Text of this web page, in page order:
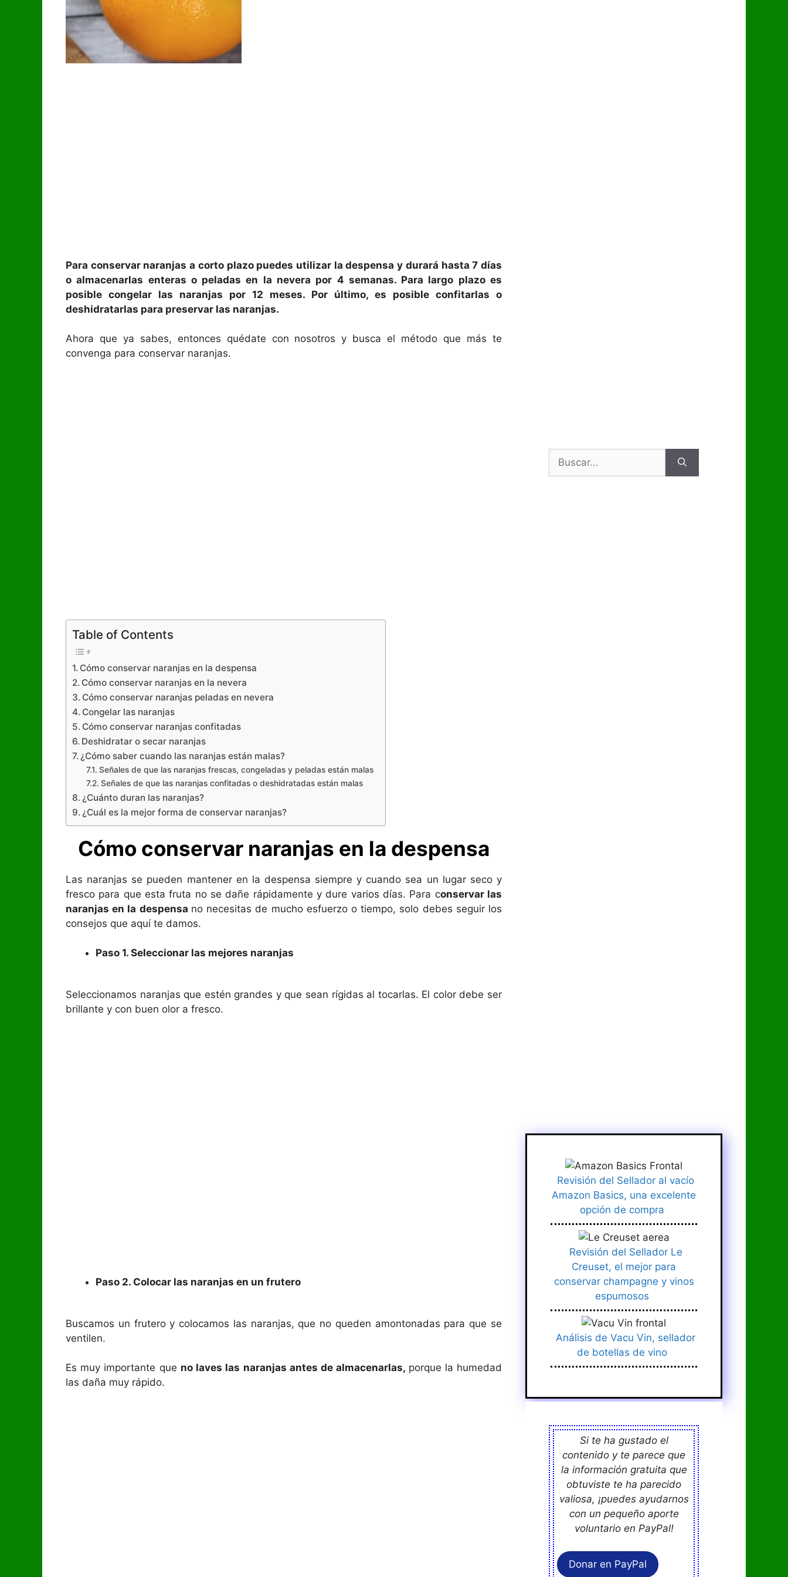
Para conservar naranjas a corto plazo puedes utilizar la despensa y durará hasta 7 días
o almacenarlas enteras o peladas en la nevera por 4 semanas. Para largo plazo es
posible congelar las naranjas por 12 meses. Por último, es posible confitarlas o
deshidratarlas para preservar las naranjas.
Ahora que ya sabes, entonces quédate con nosotros y busca el método que más te
convenga para conservar naranjas.
Table of Contents
Cómo conservar naranjas en la despensa
Cómo conservar naranjas en la nevera
Cómo conservar naranjas peladas en nevera
Congelar las naranjas
Cómo conservar naranjas confitadas
Deshidratar o secar naranjas
¿Cómo saber cuando las naranjas están malas?
Señales de que las naranjas frescas, congeladas y peladas están malas
Señales de que las naranjas confitadas o deshidratadas están malas
¿Cuánto duran las naranjas?
¿Cuál es la mejor forma de conservar naranjas?
Cómo conservar naranjas en la despensa
Las naranjas se pueden mantener en la despensa siempre y cuando sea un lugar seco y
fresco para que esta fruta no se dañe rápidamente y dure varios días. Para conservar las
naranjas en la despensa no necesitas de mucho esfuerzo o tiempo, solo debes seguir los
consejos que aquí te damos.
Paso 1. Seleccionar las mejores naranjas
Seleccionamos naranjas que estén grandes y que sean rígidas al tocarlas. El color debe ser
brillante y con buen olor a fresco.
Paso 2. Colocar las naranjas en un frutero
Buscamos un frutero y colocamos las naranjas, que no queden amontonadas para que se
ventilen.
Es muy importante que no laves las naranjas antes de almacenarlas, porque la humedad
las daña muy rápido.
Buscar:
Revisión del Sellador al vacío
Amazon Basics, una excelente
opción de compra
Revisión del Sellador Le
Creuset, el mejor para
conservar champagne y vinos
espumosos
Análisis de Vacu Vin, sellador
de botellas de vino
Si te ha gustado el
contenido y te parece que
la información gratuita que
obtuviste te ha parecido
valiosa, ¡puedes ayudarnos
con un pequeño aporte
voluntario en PayPal!
Donar en PayPal